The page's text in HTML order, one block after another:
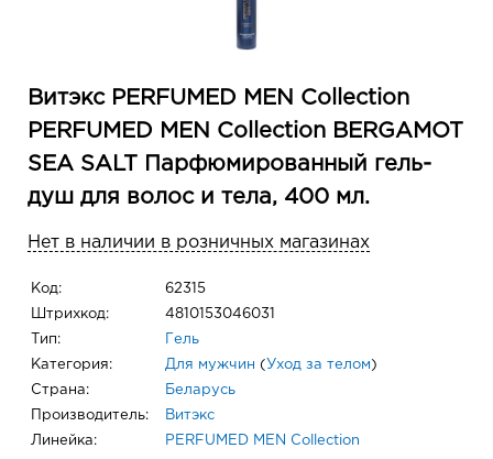
Витэкс PERFUMED MEN Collection
PERFUMED MEN Collection BERGAMOT
SEA SALT Парфюмированный гель-
душ для волос и тела, 400 мл.
Нет в наличии в розничных магазинах
Код: 62315
Штрихкод: 4810153046031
Тип: Гель
Категория: Для мужчин ( Уход за телом )
Страна: Беларусь
Производитель: Витэкс
Линейка: PERFUMED MEN Collection